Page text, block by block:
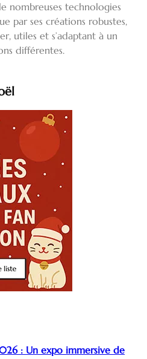
: Un expo immersive de
nombreuses technologies
par ses créations robustes,
utiles et s’adaptant à un
différentes.